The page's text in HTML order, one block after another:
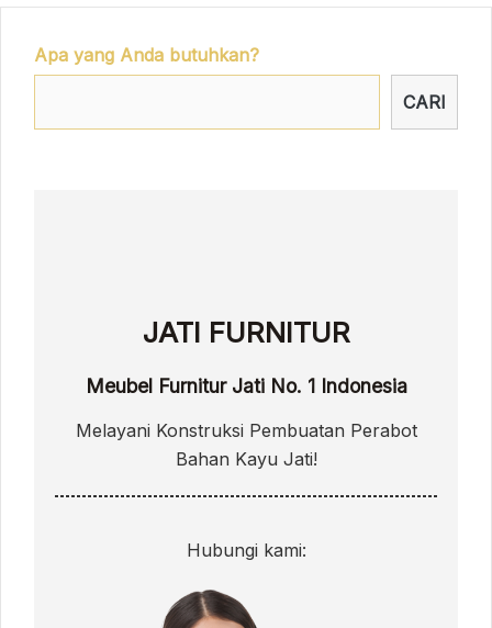
Apa yang Anda butuhkan?
CARI
JATI FURNITUR
Meubel Furnitur Jati No. 1 Indonesia
Melayani Konstruksi Pembuatan Perabot
Bahan Kayu Jati!
Hubungi kami: